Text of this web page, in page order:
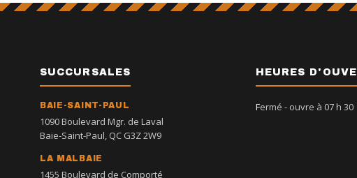
SUCCURSALES
BAIE-SAINT-PAUL
1090 Boulevard Mgr. de Laval
Baie-Saint-Paul, QC G3Z 2W9
LA MALBAIE
1455 Boulevard de Comporté
HEURES
Fermé - ouvre à 07 h 30